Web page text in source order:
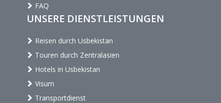
FAQ
UNSERE DIENSTLEISTUNGEN
Reisen durch Usbekistan
Touren durch Zentralasien
Hotels in Usbekistan
Visum
Transportdienst